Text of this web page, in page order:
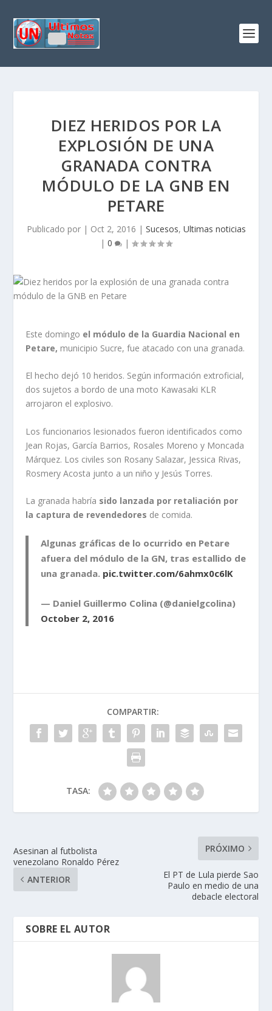
DIEZ HERIDOS POR LA
EXPLOSIÓN DE UNA
GRANADA CONTRA
MÓDULO DE LA GNB EN
PETARE
Publicado por | Oct 2, 2016 | Sucesos, Ultimas noticias
| 0 |
Este domingo el módulo de la Guardia Nacional en
Petare, municipio Sucre, fue atacado con una granada.
El hecho dejó 10 heridos. Según información extroficial,
dos sujetos a bordo de una moto Kawasaki KLR
arrojaron el explosivo.
Los funcionarios lesionados fueron identificados como
Jean Rojas, García Barrios, Rosales Moreno y Moncada
Márquez. Los civiles son Rosany Salazar, Jessica Rivas,
Rosmery Acosta junto a un niño y Jesús Torres.
La granada habría sido lanzada por retaliación por
la captura de revendedores de comida.
Algunas gráficas de lo ocurrido en Petare
afuera del módulo de la GN, tras estallido de
una granada. pic.twitter.com/6ahmx0c6lK
— Daniel Guillermo Colina (@danielgcolina)
October 2, 2016
COMPARTIR:
TASA:
Asesinan al futbolista
venezolano Ronaldo Pérez
ANTERIOR
PRÓXIMO
El PT de Lula pierde Sao
Paulo en medio de una
debacle electoral
SOBRE EL AUTOR